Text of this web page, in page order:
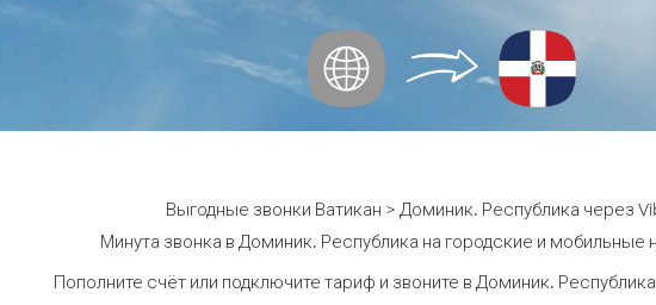
Выгодные звонки Ватикан > Доминик. Республика через
Минута звонка в Доминик. Республика на городские и мобильные
Пополните счёт или подключите тариф и звоните в Доминик.